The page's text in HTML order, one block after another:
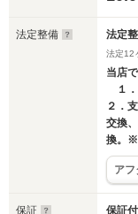
法定整備 法定
法定12
当店
１．
２．
交換
換。※
ア
保証
保証